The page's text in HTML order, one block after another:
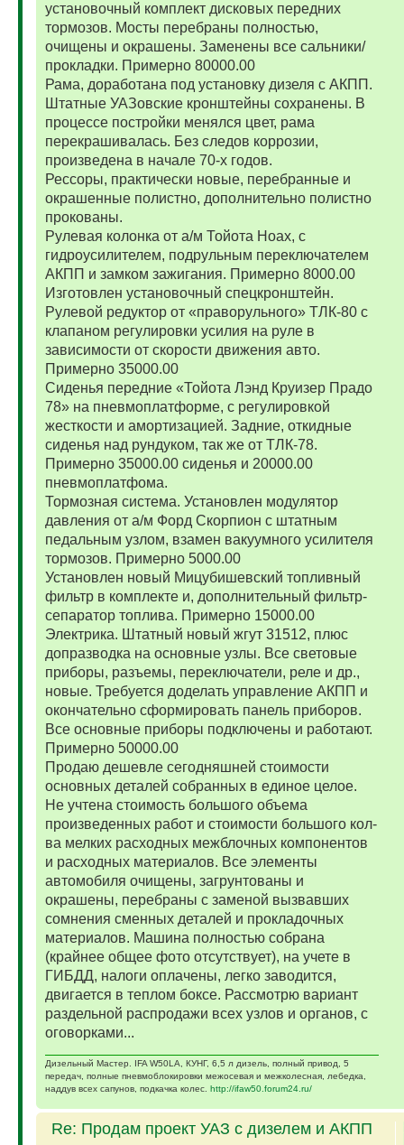
установочный комплект дисковых передних
тормозов. Мосты перебраны полностью,
очищены и окрашены. Заменены все сальники/
прокладки. Примерно 80000.00
Рама, доработана под установку дизеля с АКПП.
Штатные УАЗовские кронштейны сохранены. В
процессе постройки менялся цвет, рама
перекрашивалась. Без следов коррозии,
произведена в начале 70-х годов.
Рессоры, практически новые, перебранные и
окрашенные полистно, дополнительно полистно
прокованы.
Рулевая колонка от а/м Тойота Ноах, с
гидроусилителем, подрульным переключателем
АКПП и замком зажигания. Примерно 8000.00
Изготовлен установочный спецкронштейн.
Рулевой редуктор от «праворульного» ТЛК-80 с
клапаном регулировки усилия на руле в
зависимости от скорости движения авто.
Примерно 35000.00
Сиденья передние «Тойота Лэнд Круизер Прадо
78» на пневмоплатформе, с регулировкой
жесткости и амортизацией. Задние, откидные
сиденья над рундуком, так же от ТЛК-78.
Примерно 35000.00 сиденья и 20000.00
пневмоплатфома.
Тормозная система. Установлен модулятор
давления от а/м Форд Скорпион с штатным
педальным узлом, взамен вакуумного усилителя
тормозов. Примерно 5000.00
Установлен новый Мицубишевский топливный
фильтр в комплекте и, дополнительный фильтр-
сепаратор топлива. Примерно 15000.00
Электрика. Штатный новый жгут 31512, плюс
допразводка на основные узлы. Все световые
приборы, разъемы, переключатели, реле и др.,
новые. Требуется доделать управление АКПП и
окончательно сформировать панель приборов.
Все основные приборы подключены и работают.
Примерно 50000.00
Продаю дешевле сегодняшней стоимости
основных деталей собранных в единое целое.
Не учтена стоимость большого объема
произведенных работ и стоимости большого кол-
ва мелких расходных межблочных компонентов
и расходных материалов. Все элементы
автомобиля очищены, загрунтованы и
окрашены, перебраны с заменой вызвавших
сомнения сменных деталей и прокладочных
материалов. Машина полностью собрана
(крайнее общее фото отсутствует), на учете в
ГИБДД, налоги оплачены, легко заводится,
двигается в теплом боксе. Рассмотрю вариант
раздельной распродажи всех узлов и органов, с
оговорками...
Дизельный Мастер. IFA W50LA, КУНГ, 6,5 л дизель, полный привод, 5
передач, полные пневмоблокировки межосевая и межколесная, лебедка,
наддув всех сапунов, подкачка колес. http://ifaw50.forum24.ru/
Re: Продам проект УАЗ с дизелем и АКПП